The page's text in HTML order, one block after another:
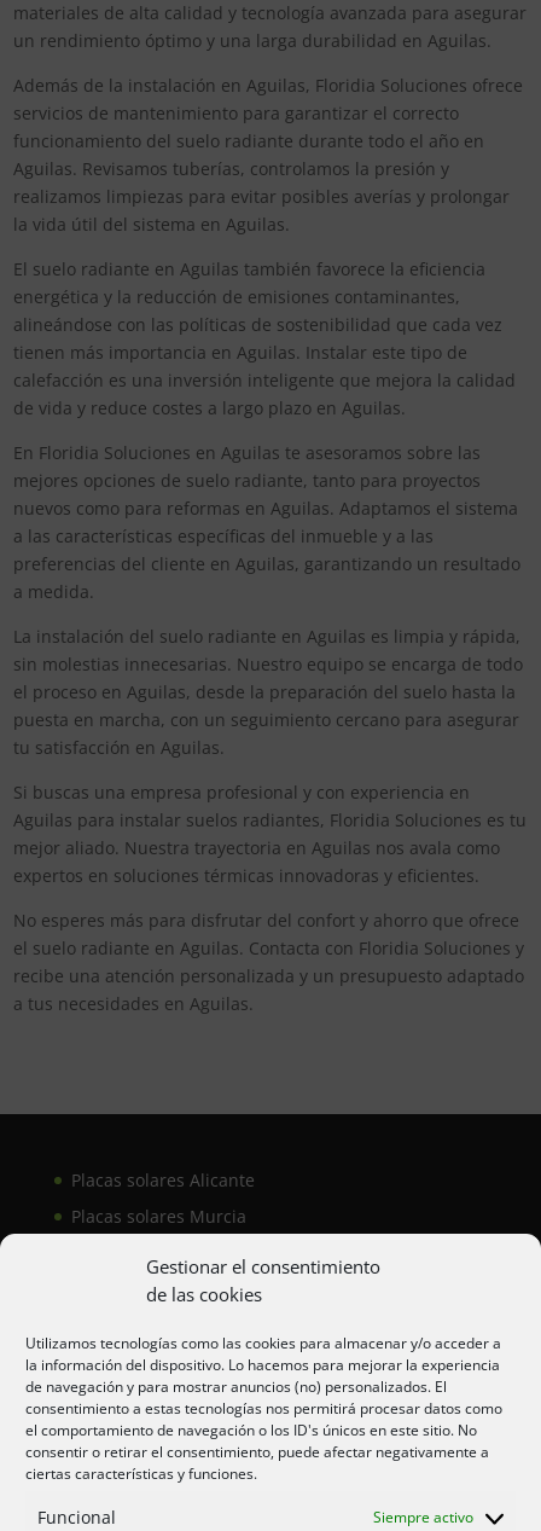
Gestionar el consentimiento
de las cookies
Utilizamos tecnologías como las cookies para almacenar y/o acceder a
la información del dispositivo. Lo hacemos para mejorar la experiencia
de navegación y para mostrar anuncios (no) personalizados. El
consentimiento a estas tecnologías nos permitirá procesar datos como
el comportamiento de navegación o los ID's únicos en este sitio. No
consentir o retirar el consentimiento, puede afectar negativamente a
ciertas características y funciones.
Funcional Siempre activo
materiales de alta calidad y tecnología avanzada para asegurar
un rendimiento óptimo y una larga durabilidad en Aguilas.
Además de la instalación en Aguilas, Floridia Soluciones ofrece
servicios de mantenimiento para garantizar el correcto
funcionamiento del suelo radiante durante todo el año en
Aguilas. Revisamos tuberías, controlamos la presión y
realizamos limpiezas para evitar posibles averías y prolongar
la vida útil del sistema en Aguilas.
El suelo radiante en Aguilas también favorece la eficiencia
energética y la reducción de emisiones contaminantes,
alineándose con las políticas de sostenibilidad que cada vez
tienen más importancia en Aguilas. Instalar este tipo de
calefacción es una inversión inteligente que mejora la calidad
de vida y reduce costes a largo plazo en Aguilas.
En Floridia Soluciones en Aguilas te asesoramos sobre las
mejores opciones de suelo radiante, tanto para proyectos
nuevos como para reformas en Aguilas. Adaptamos el sistema
a las características específicas del inmueble y a las
preferencias del cliente en Aguilas, garantizando un resultado
a medida.
La instalación del suelo radiante en Aguilas es limpia y rápida,
sin molestias innecesarias. Nuestro equipo se encarga de todo
el proceso en Aguilas, desde la preparación del suelo hasta la
puesta en marcha, con un seguimiento cercano para asegurar
tu satisfacción en Aguilas.
Si buscas una empresa profesional y con experiencia en
Aguilas para instalar suelos radiantes, Floridia Soluciones es tu
mejor aliado. Nuestra trayectoria en Aguilas nos avala como
expertos en soluciones térmicas innovadoras y eficientes.
No esperes más para disfrutar del confort y ahorro que ofrece
el suelo radiante en Aguilas. Contacta con Floridia Soluciones y
recibe una atención personalizada y un presupuesto adaptado
a tus necesidades en Aguilas.
Placas solares Alicante
Placas solares Murcia
Aire acondicionado Alicante
Aire acondicionador Murcia
Aire acondicionado San Juan